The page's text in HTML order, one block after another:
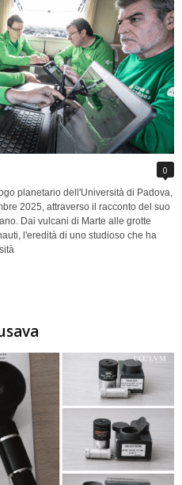
0
planetario dell'Università di Padova,
2025, attraverso il racconto del suo
Dai vulcani di Marte alle grotte
l'eredità di uno studioso che ha